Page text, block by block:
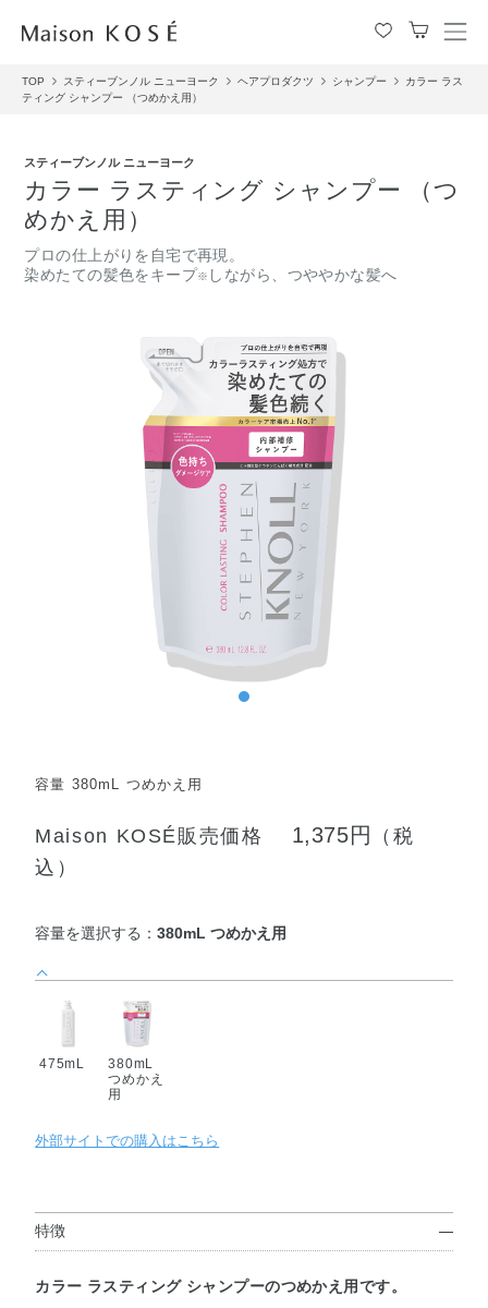
メ
ュ
TOP スティーブンノル ニューヨーク ヘアプロダクツ シャンプー
カラー ラス
ティング シャンプー （つめかえ用）
スティーブンノル ニューヨーク
カラー ラスティング シャンプー （つ
めかえ用）
プロの仕上がりを自宅で再現。
染めたての髪色をキープ※ しながら、つややかな髪へ
容量 380mL つめかえ用
Maison KOSÉ販売価格 1,375円
（税
込）
容量を選択する：380mL つめかえ用
475mL
380mL
つめかえ
用
外部サイトでの購入はこちら
特徴
カラー ラスティング シャンプーのつめかえ用です。